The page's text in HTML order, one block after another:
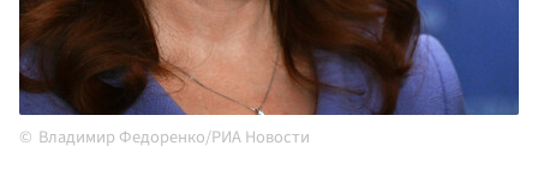
Владимир Федоренко/РИА Новости